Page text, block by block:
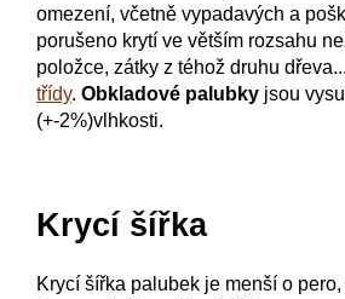
omezení, včetně vypadavých a
porušeno krytí ve větším rozsahu
položce, zátky z téhož druhu dřeva...
třídy. Obkladové palubky jsou
(+-2%)vlhkosti.
Krycí šířka
Krycí šířka palubek je menší o